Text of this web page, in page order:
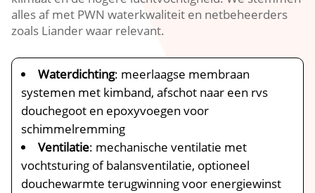
alles af met PWN waterkwaliteit en netbeheerders
zoals Liander waar relevant.​
Waterdichting: meerlaagse membraan
systemen met kimband, afschot naar een rvs
douchegoot en epoxyvoegen voor
schimmelremming
Ventilatie: mechanische ventilatie met
vochtsturing of balansventilatie, optioneel
douchewarmte terugwinning voor energiewinst